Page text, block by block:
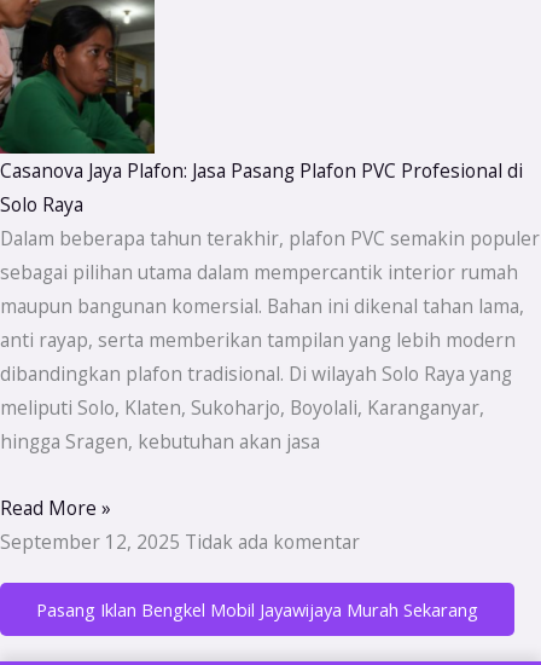
Casanova Jaya Plafon: Jasa Pasang Plafon PVC Profesional di
Solo Raya
Dalam beberapa tahun terakhir, plafon PVC semakin populer
sebagai pilihan utama dalam mempercantik interior rumah
maupun bangunan komersial. Bahan ini dikenal tahan lama,
anti rayap, serta memberikan tampilan yang lebih modern
dibandingkan plafon tradisional. Di wilayah Solo Raya yang
meliputi Solo, Klaten, Sukoharjo, Boyolali, Karanganyar,
hingga Sragen, kebutuhan akan jasa
Read More »
September 12, 2025 Tidak ada komentar
Pasang Iklan Bengkel Mobil Jayawijaya Murah Sekarang